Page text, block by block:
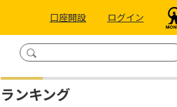
口座開設 ログイン
ランキング